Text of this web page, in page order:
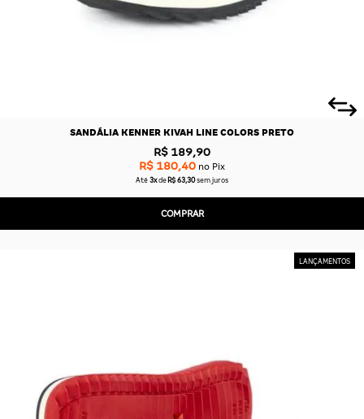
SANDÁLIA KENNER KIVAH LINE COLORS PRETO
R$ 189,90
R$ 180,40 no Pix
Até 3x de R$ 63,30sem juros
COMPRAR